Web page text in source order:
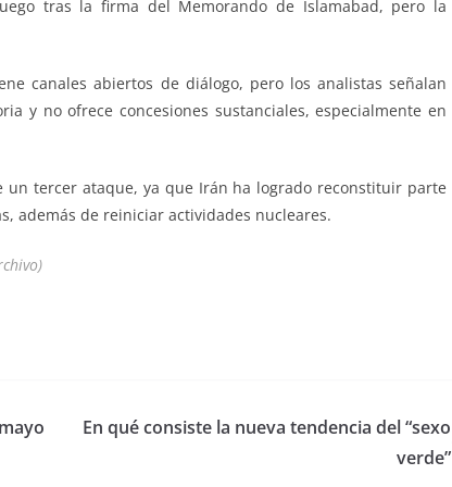
tras la firma del Memorando de Islamabad, pero la
canales abiertos de diálogo, pero los analistas señalan
y no ofrece concesiones sustanciales, especialmente en
un tercer ataque, ya que Irán ha logrado reconstituir parte
además de reiniciar actividades nucleares.
En qué consiste la nueva tendencia del “sexo
verde”